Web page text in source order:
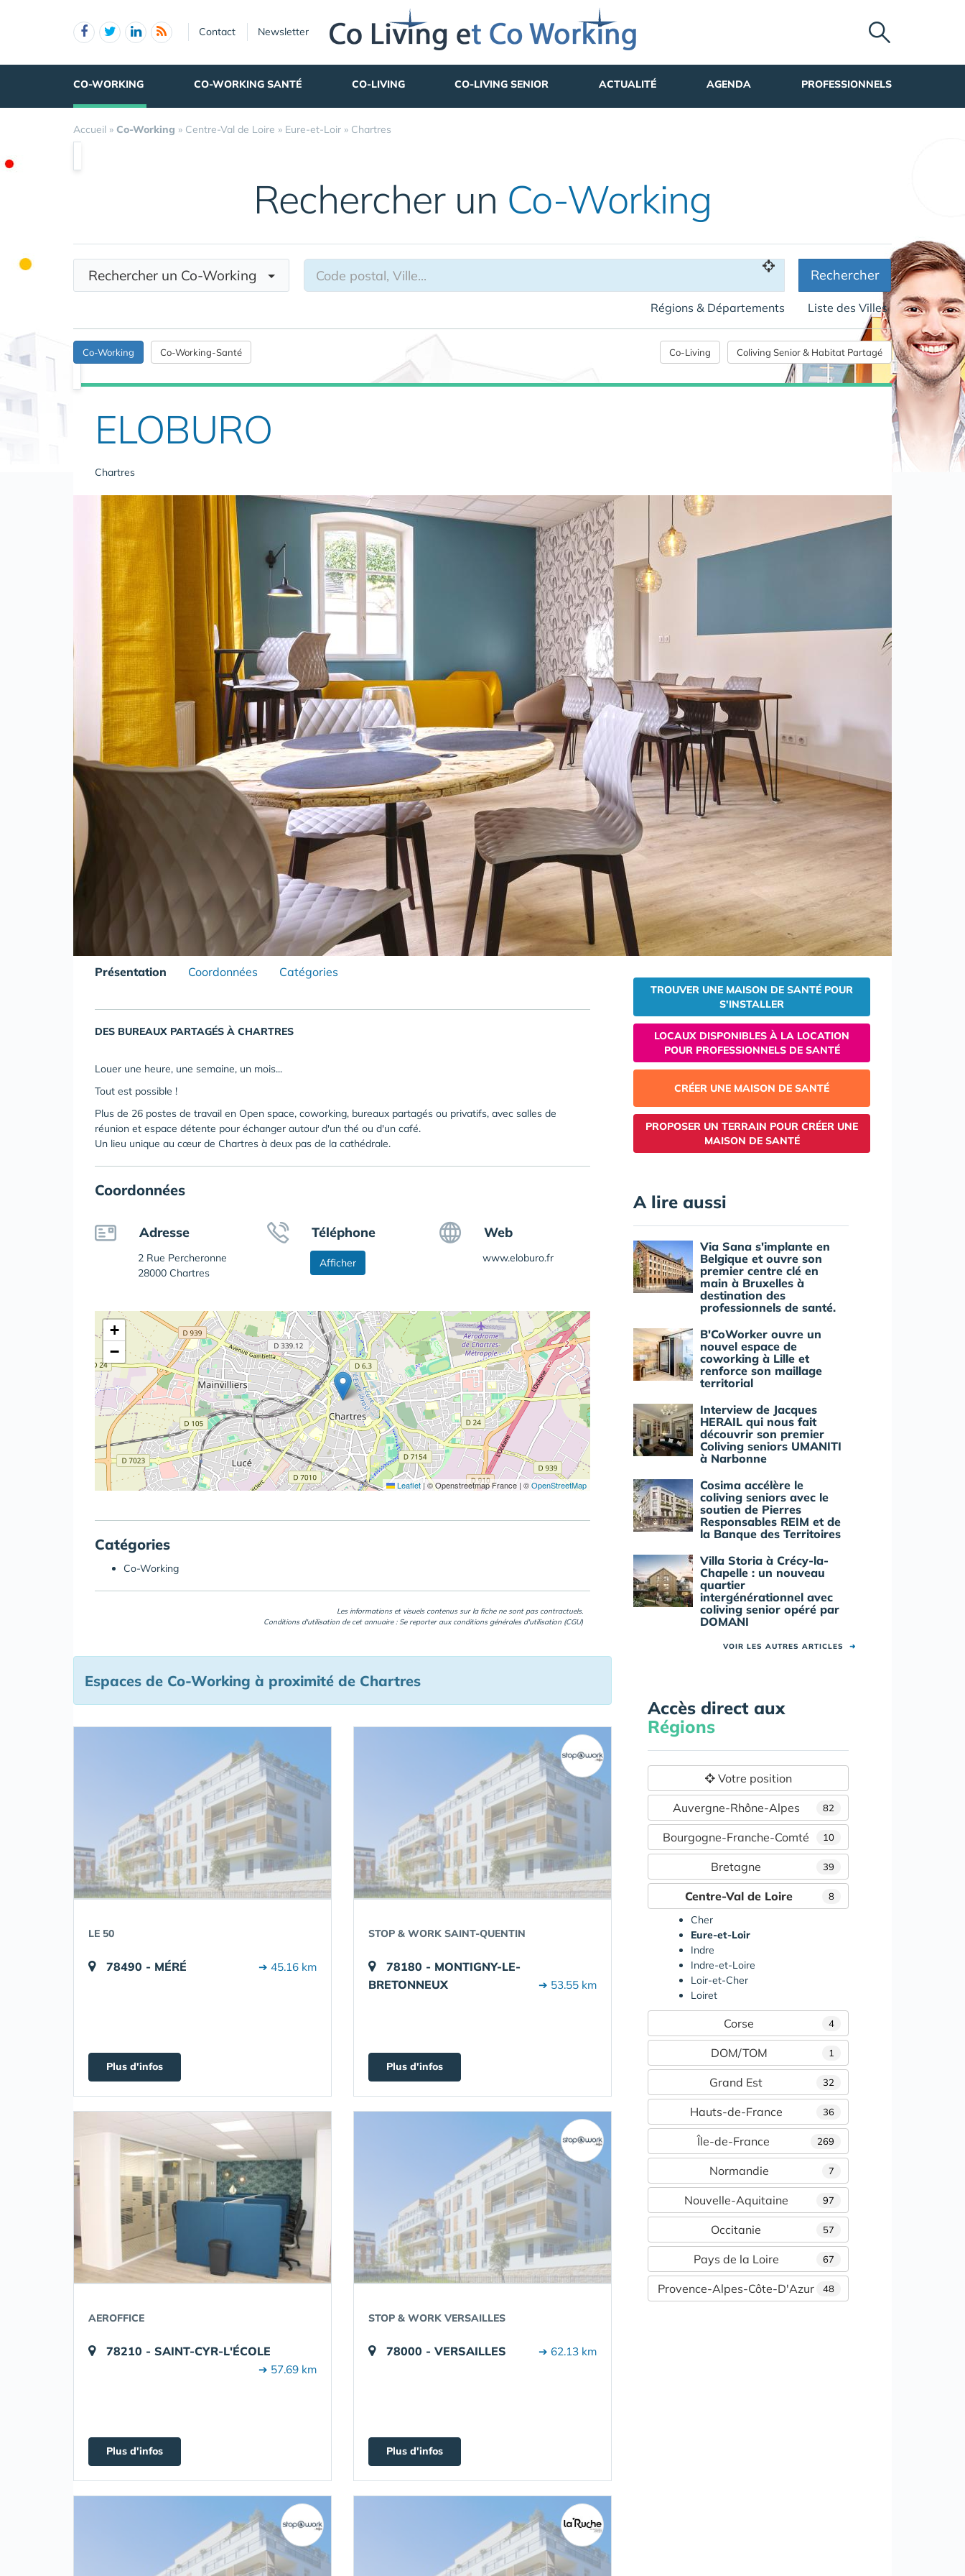
Contact Newsletter
CO-WORKING CO-WORKING SANTÉ CO-LIVING CO-LIVING SENIOR ACTUALITÉ AGENDA PROFESSIONNELS
Accueil » Co-Working » Centre-Val de Loire » Eure-et-Loir » Chartres
Rechercher un Co-Working
Rechercher un Co-Working Rechercher
Régions & Départements Liste des Villes
Co-Working Co-Working-Santé Co-Living Coliving Senior & Habitat Partagé
ELOBURO
Chartres
Présentation Coordonnées Catégories
DES BUREAUX PARTAGÉS À CHARTRES
Louer une heure, une semaine, un mois...
Tout est possible !
Plus de 26 postes de travail en Open space, coworking, bureaux partagés ou privatifs, avec salles de
réunion et espace détente pour échanger autour d'un thé ou d'un café.
Un lieu unique au cœur de Chartres à deux pas de la cathédrale.
Coordonnées
Adresse
2 Rue Percheronne
28000 Chartres
Téléphone
Afficher
Web
www.eloburo.fr
+
−
Leaflet | © Openstreetmap France | ©OpenStreetMap
Catégories
Co-Working
Les informations et visuels contenus sur la fiche ne sont pas contractuels.
Conditions d'utilisation de cet annuaire : Se reporter aux conditions générales d'utilisation (CGU)
Espaces de Co-Working à proximité de Chartres
LE 50
78490 - MÉRÉ ➔ 45.16 km
Plus d'infos
STOP & WORK SAINT-QUENTIN
78180 - MONTIGNY-LE-
BRETONNEUX
➔ 53.55 km
Plus d'infos
AEROFFICE
78210 - SAINT-CYR-L'ÉCOLE
➔ 57.69 km
Plus d'infos
STOP & WORK VERSAILLES
78000 - VERSAILLES ➔ 62.13 km
Plus d'infos
TROUVER UNE MAISON DE SANTÉ POUR
S'INSTALLER
LOCAUX DISPONIBLES À LA LOCATION
POUR PROFESSIONNELS DE SANTÉ
CRÉER UNE MAISON DE SANTÉ
PROPOSER UN TERRAIN POUR CRÉER UNE
MAISON DE SANTÉ
A lire aussi
Via Sana s'implante en
Belgique et ouvre son
premier centre clé en
main à Bruxelles à
destination des
professionnels de santé.
B'CoWorker ouvre un
nouvel espace de
coworking à Lille et
renforce son maillage
territorial
Interview de Jacques
HERAIL qui nous fait
découvrir son premier
Coliving seniors UMANITI
à Narbonne
Cosima accélère le
coliving seniors avec le
soutien de Pierres
Responsables REIM et de
la Banque des Territoires
Villa Storia à Crécy-la-
Chapelle : un nouveau
quartier
intergénérationnel avec
coliving senior opéré par
DOMANI
VOIR LES AUTRES ARTICLES ➜
Accès direct aux
Régions
Votre position
82
Auvergne-Rhône-Alpes
10
Bourgogne-Franche-Comté
39
Bretagne
8
Centre-Val de Loire
Cher
Eure-et-Loir
Indre
Indre-et-Loire
Loir-et-Cher
Loiret
4
Corse
1
DOM/TOM
32
Grand Est
36
Hauts-de-France
269
Île-de-France
7
Normandie
97
Nouvelle-Aquitaine
57
Occitanie
67
Pays de la Loire
48
Provence-Alpes-Côte-D'Azur